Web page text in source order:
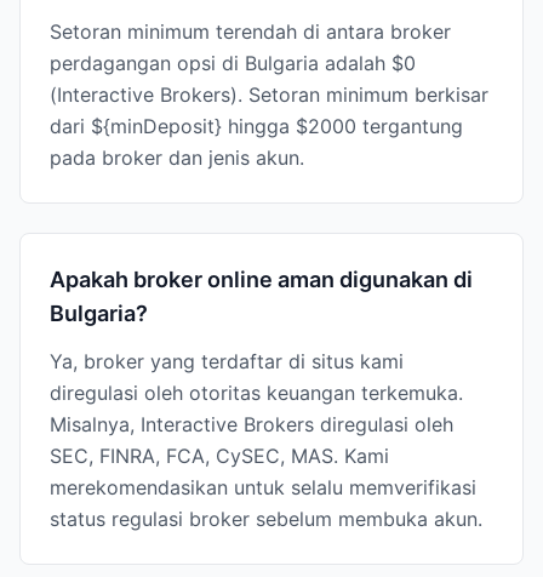
Setoran minimum terendah di antara broker
perdagangan opsi di Bulgaria adalah $0
(Interactive Brokers). Setoran minimum berkisar
dari ${minDeposit} hingga $2000 tergantung
pada broker dan jenis akun.
Apakah broker online aman digunakan di
Bulgaria?
Ya, broker yang terdaftar di situs kami
diregulasi oleh otoritas keuangan terkemuka.
Misalnya, Interactive Brokers diregulasi oleh
SEC, FINRA, FCA, CySEC, MAS. Kami
merekomendasikan untuk selalu memverifikasi
status regulasi broker sebelum membuka akun.